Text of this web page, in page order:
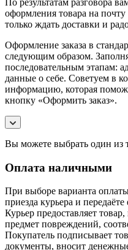
оформления товара на
только ждать доставки и
Оформление заказа в
следующим образом.
последовательным этапам:
данные о себе. Советуем в
информацию, которая
кнопку «Оформить заказ».
Вы можете выбрать один из
Оплата наличными
При выборе варианта
приезда курьера и
Курьер предоставляет
предмет повреждений,
Покупатель подписывает
документы, вносит